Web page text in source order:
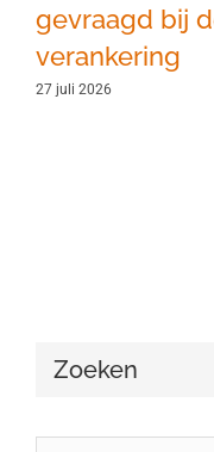
gevraagd bij
verankering
27 juli 2026
Zoeken